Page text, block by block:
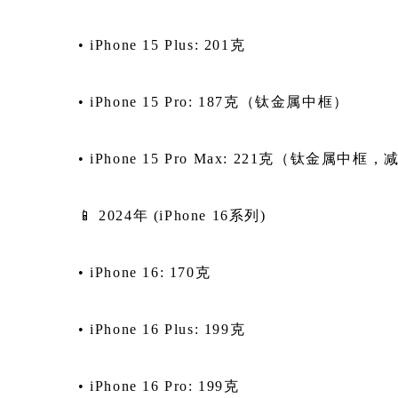
• iPhone 15 Plus: 201克
• iPhone 15 Pro: 187克（钛金属中框）
• iPhone 15 Pro Max: 221克（钛金属中框，减
📱 2024年 (iPhone 16系列)
• iPhone 16: 170克
• iPhone 16 Plus: 199克
• iPhone 16 Pro: 199克